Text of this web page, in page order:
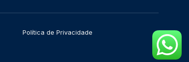
Política de Privacidade